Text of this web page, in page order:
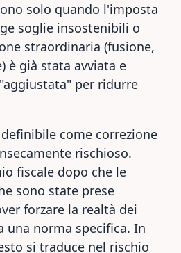
solo quando l'imposta
soglie insostenibili o
straordinaria (fusione,
è già stata avviata e
per ridurre
come correzione
rischioso.
fiscale dopo che le
sono state prese
forzare la realtà dei
una norma specifica. In
si traduce nel rischio